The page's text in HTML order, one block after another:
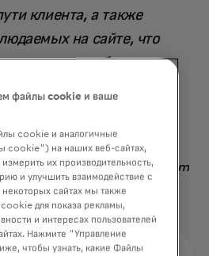
клиента, а также
на сайте, что
любую
но и по
времени».
of Data, GlassesUSA.com
файлы cookie и ваше
cookie и аналогичные
cookie") на наших веб-сайтах,
их производительность,
и улучшить взаимодействие с
некоторых сайтах мы также
для показа рекламы,
и интересах пользователей
Нажмите "Управление
чтобы узнать, какие Файлы